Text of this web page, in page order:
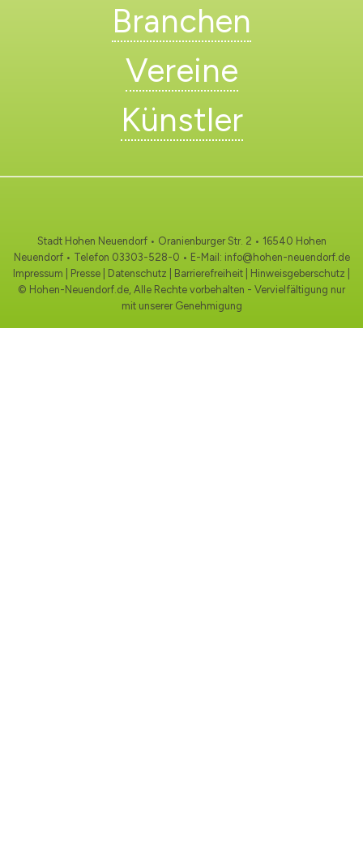
Branchen
Vereine
Künstler
Stadt Hohen Neuendorf • Oranienburger Str. 2 • 16540 Hohen
Neuendorf • Telefon 03303-528-0 • E-Mail: info@hohen-neuendorf.de
Impressum
Presse Datenschutz Barrierefreiheit Hinweisgeberschutz
© Hohen-Neuendorf.de, Alle Rechte vorbehalten - Vervielfältigung nur
mit unserer Genehmigung